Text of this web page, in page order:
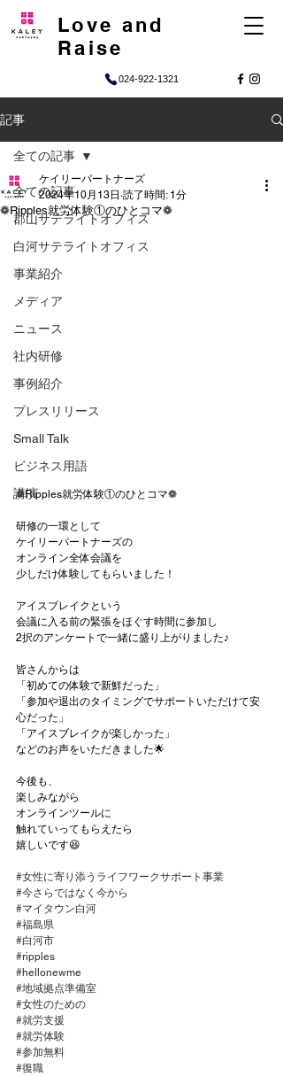
024-922-1321
Love and
Raise
記事
全ての記事
郡山サテライトオフィス
白河サテライトオフィス
事業紹介
メディア
ニュース
社内研修
事例紹介
プレスリリース
Small Talk
ビジネス用語
講演
全ての記事
❁Ripples就労体験①のひとコマ❁
ケイリーパートナーズ
2024年10月13日 読了時間: 1分
❁Ripples就労体験①のひとコマ❁
研修の一環として
ケイリーパートナーズの
オンライン全体会議を
少しだけ体験してもらいました！
アイスブレイクという
会議に入る前の緊張をほぐす時間に参加し
2択のアンケートで一緒に盛り上がりました♪
皆さんからは
「初めての体験で新鮮だった」
「参加や退出のタイミングでサポートいただけて安
心だった」
「アイスブレイクが楽しかった」
などのお声をいただきました🌟
今後も、
楽しみながら
オンラインツールに
触れていってもらえたら
嬉しいです😆
#女性に寄り添うライフワークサポート事業
#今さらではなく今から
#マイタウン白河
#福島県
#白河市
#ripples
#hellonewme
#地域拠点準備室
#女性のための
#就労支援
#就労体験
#参加無料
#復職